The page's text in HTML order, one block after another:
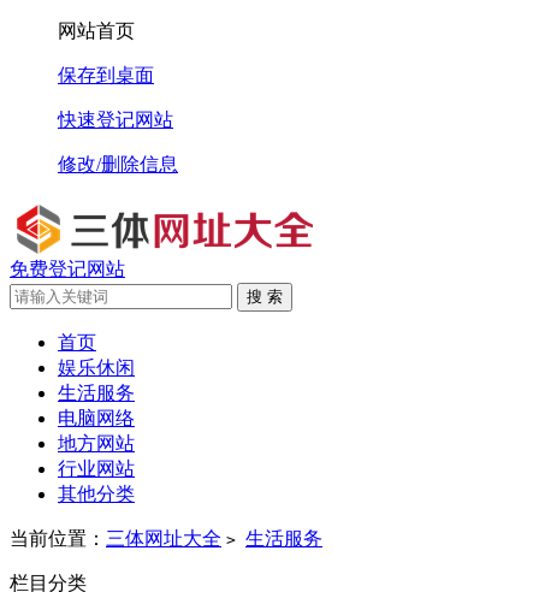
网站首页
保存到桌面
快速登记网站
修改/删除信息
免费登记网站
搜 索
首页
娱乐休闲
生活服务
电脑网络
地方网站
行业网站
其他分类
当前位置： 三体网址大全 > 生活服务
栏目分类